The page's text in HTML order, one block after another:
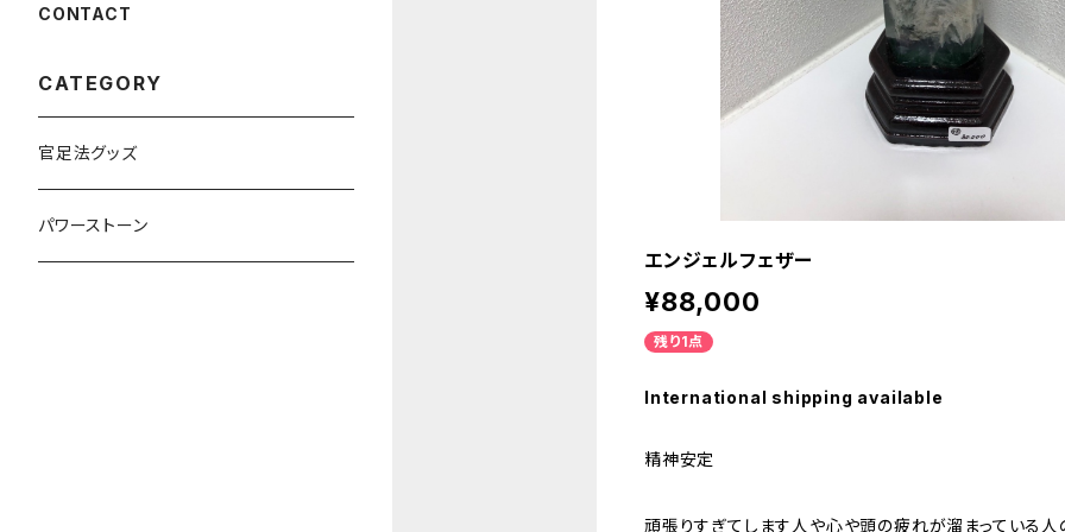
エンジェルフェザー
¥88,000
残り1点
International shipping available
精神安定
頑張りすぎてします人や心や頭の疲れが溜まっている人
CONTACT
CATEGORY
官足法グッズ
パワーストーン